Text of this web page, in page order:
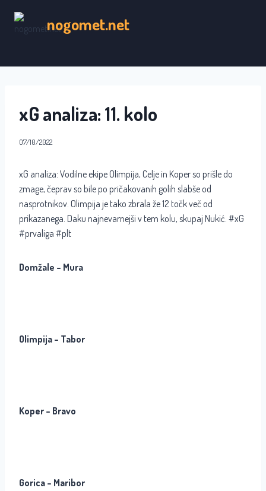
content
nogomet.net
xG analiza: 11. kolo
07/10/2022
xG analiza: Vodilne ekipe Olimpija, Celje in Koper so prišle do
zmage, čeprav so bile po pričakovanih golih slabše od
nasprotnikov. Olimpija je tako zbrala že 12 točk več od
prikazanega. Daku najnevarnejši v tem kolu, skupaj Nukić. #xG
#prvaliga #plt
Domžale – Mura
Olimpija – Tabor
Koper – Bravo
Gorica – Maribor